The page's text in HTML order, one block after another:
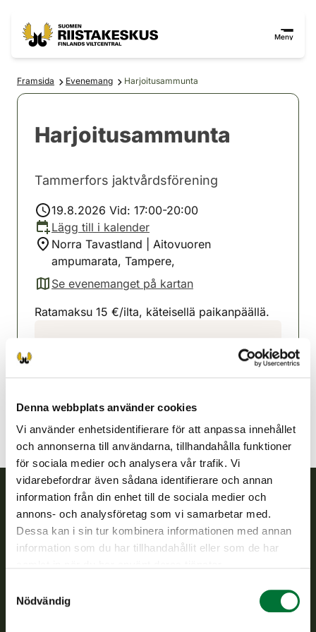
Denna webbplats använder cookies
Vi använder enhetsidentifierare för att anpassa innehållet
och annonserna till användarna, tillhandahålla funktioner
för sociala medier och analysera vår trafik. Vi
vidarebefordrar även sådana identifierare och annan
information från din enhet till de sociala medier och
annons- och analysföretag som vi samarbetar med.
Dessa kan i sin tur kombinera informationen med annan
information som du har tillhandahållit eller som de har
Nödvändig
Meny
Framsida Evenemang Harjoitusammunta
Harjoitusammunta
Tammerfors jaktvårdsförening
19.8.2026 Vid: 17:00-20:00
Lägg till i kalender
Norra Tavastland | Aitovuoren
ampumarata, Tampere,
Se evenemanget på kartan
(avautuu uuteen välilehteen)
Ratamaksu 15 €/ilta, käteisellä paikanpäällä.
tampere@rhy.riista.fi
Finlands viltcentral
Finlands viltcentral främjar en hållbar vilthushållning, stöder
som föreskrivs.